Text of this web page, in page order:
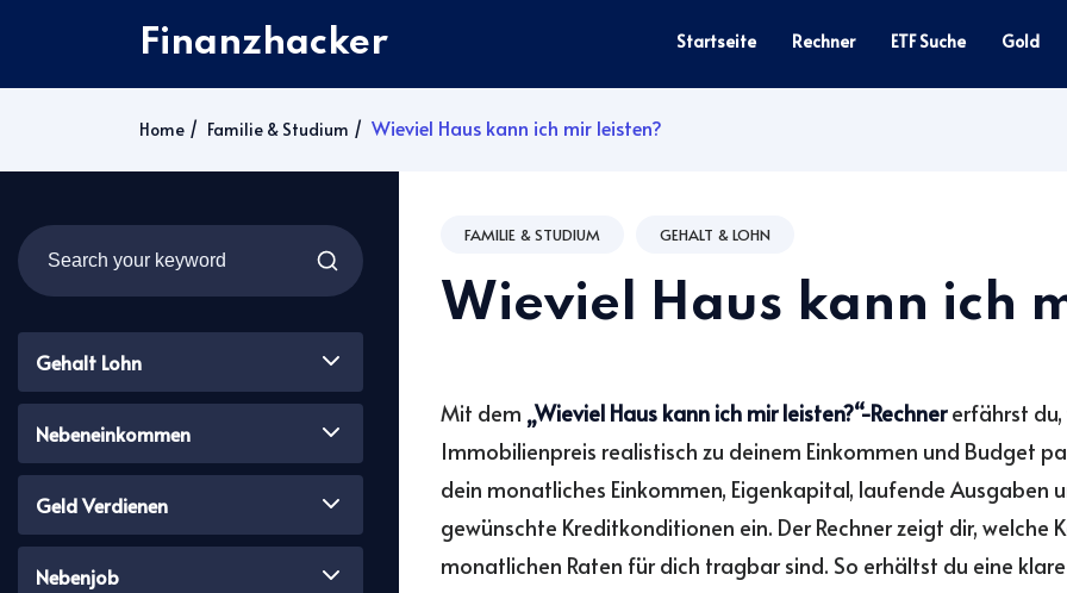
Finanzhacker Startseite Rechner ETF Suche Gold
Home Familie & Studium Wieviel Haus kann ich mir leisten?
Gehalt Lohn
Nebeneinkommen
Geld Verdienen
Nebenjob
FAMILIE & STUDIUM GEHALT & LOHN
Wieviel Haus kann ich
Mit dem „Wieviel Haus kann ich mir leisten?“-Rechnererfährst du,
Immobilienpreis realistisch zu deinem Einkommen und Budget
dein monatliches Einkommen, Eigenkapital, laufende Ausgaben
gewünschte Kreditkonditionen ein. Der Rechner zeigt dir, welche
monatlichen Raten für dich tragbar sind. So erhältst du eine